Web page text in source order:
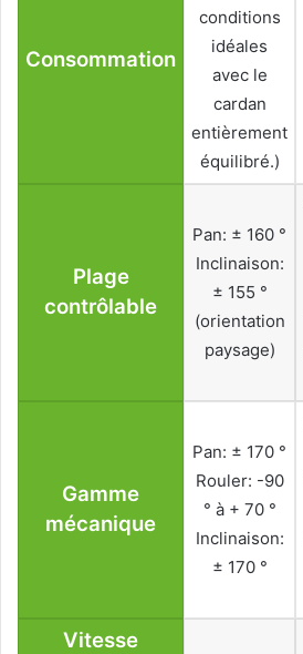
Consommation
conditions
idéales
avec le
cardan
entièrement
équilibré.)
Plage
contrôlable
Pan: ± 160 °
Inclinaison:
± 155 °
(orientation
paysage)
Gamme
mécanique
Pan: ± 170 °
Rouler: -90
° à + 70 °
Inclinaison:
± 170 °
Vitesse